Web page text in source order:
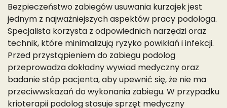
Bezpieczeństwo zabiegów usuwania kurzajek jest
jednym z najważniejszych aspektów pracy podologa.
Specjalista korzysta z odpowiednich narzędzi oraz
technik, które minimalizują ryzyko powikłań i infekcji.
Przed przystąpieniem do zabiegu podolog
przeprowadza dokładny wywiad medyczny oraz
badanie stóp pacjenta, aby upewnić się, że nie ma
przeciwwskazań do wykonania zabiegu. W przypadku
krioterapii podolog stosuje sprzęt medyczny